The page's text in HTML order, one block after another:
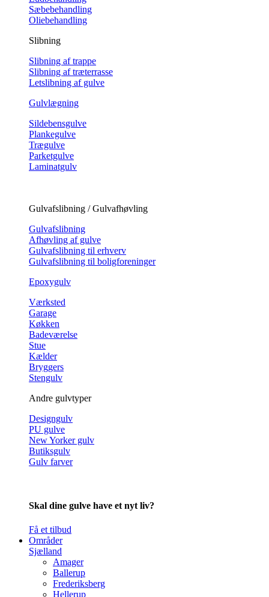
Sæbebehandling
Oliebehandling
Slibning
Slibning af trappe
Slibning af træterrasse
Letslibning af gulve
Gulvlægning
Sildebensgulve
Plankegulve
Trægulve
Parketgulve
Laminatgulv
Gulvafslibning / Gulvafhøvling
Gulvafslibning
Afhøvling af gulve
Gulvafslibning til erhverv
Gulvafslibning til boligforeninger
Epoxygulv
Værksted
Garage
Køkken
Badeværelse
Stue
Kælder
Bryggers
Stengulv
Andre gulvtyper
Designgulv
PU gulve
New Yorker gulv
Butiksgulv
Gulv farver
Skal dine gulve have et nyt liv?
Få et tilbud
Områder
Sjælland
Amager
Ballerup
Frederiksberg
Hellerup